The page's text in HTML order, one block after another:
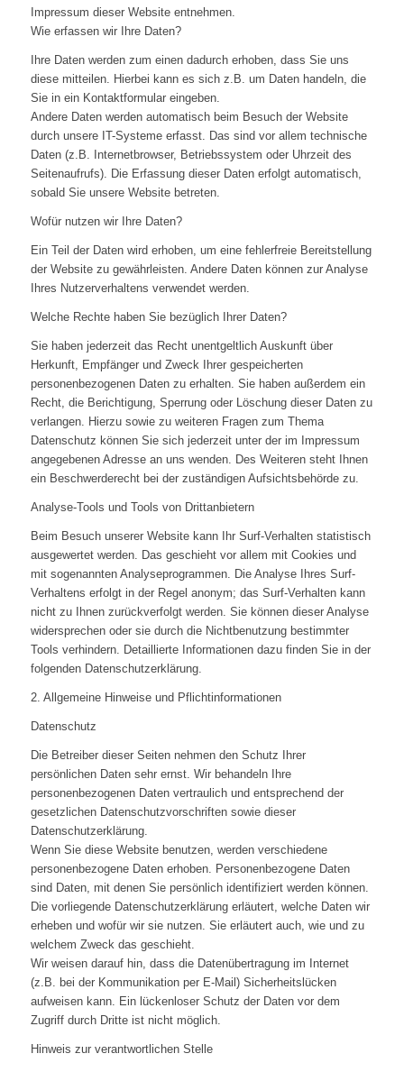
Impressum dieser Website entnehmen.
Wie erfassen wir Ihre Daten?
Ihre Daten werden zum einen dadurch erhoben, dass Sie uns
diese mitteilen. Hierbei kann es sich z.B. um Daten handeln, die
Sie in ein Kontaktformular eingeben.
Andere Daten werden automatisch beim Besuch der Website
durch unsere IT-Systeme erfasst. Das sind vor allem technische
Daten (z.B. Internetbrowser, Betriebssystem oder Uhrzeit des
Seitenaufrufs). Die Erfassung dieser Daten erfolgt automatisch,
sobald Sie unsere Website betreten.
Wofür nutzen wir Ihre Daten?
Ein Teil der Daten wird erhoben, um eine fehlerfreie Bereitstellung
der Website zu gewährleisten. Andere Daten können zur Analyse
Ihres Nutzerverhaltens verwendet werden.
Welche Rechte haben Sie bezüglich Ihrer Daten?
Sie haben jederzeit das Recht unentgeltlich Auskunft über
Herkunft, Empfänger und Zweck Ihrer gespeicherten
personenbezogenen Daten zu erhalten. Sie haben außerdem ein
Recht, die Berichtigung, Sperrung oder Löschung dieser Daten zu
verlangen. Hierzu sowie zu weiteren Fragen zum Thema
Datenschutz können Sie sich jederzeit unter der im Impressum
angegebenen Adresse an uns wenden. Des Weiteren steht Ihnen
ein Beschwerderecht bei der zuständigen Aufsichtsbehörde zu.
Analyse-Tools und Tools von Drittanbietern
Beim Besuch unserer Website kann Ihr Surf-Verhalten statistisch
ausgewertet werden. Das geschieht vor allem mit Cookies und
mit sogenannten Analyseprogrammen. Die Analyse Ihres Surf-
Verhaltens erfolgt in der Regel anonym; das Surf-Verhalten kann
nicht zu Ihnen zurückverfolgt werden. Sie können dieser Analyse
widersprechen oder sie durch die Nichtbenutzung bestimmter
Tools verhindern. Detaillierte Informationen dazu finden Sie in der
folgenden Datenschutzerklärung.
2. Allgemeine Hinweise und Pflichtinformationen
Datenschutz
Die Betreiber dieser Seiten nehmen den Schutz Ihrer
persönlichen Daten sehr ernst. Wir behandeln Ihre
personenbezogenen Daten vertraulich und entsprechend der
gesetzlichen Datenschutzvorschriften sowie dieser
Datenschutzerklärung.
Wenn Sie diese Website benutzen, werden verschiedene
personenbezogene Daten erhoben. Personenbezogene Daten
sind Daten, mit denen Sie persönlich identifiziert werden können.
Die vorliegende Datenschutzerklärung erläutert, welche Daten wir
erheben und wofür wir sie nutzen. Sie erläutert auch, wie und zu
welchem Zweck das geschieht.
Wir weisen darauf hin, dass die Datenübertragung im Internet
(z.B. bei der Kommunikation per E-Mail) Sicherheitslücken
aufweisen kann. Ein lückenloser Schutz der Daten vor dem
Zugriff durch Dritte ist nicht möglich.
Hinweis zur verantwortlichen Stelle